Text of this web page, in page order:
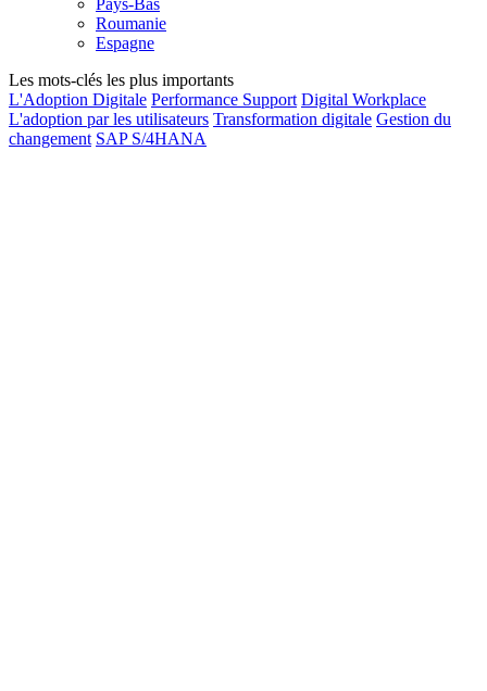
Roumanie
Espagne
Les mots-clés les plus importants
L'Adoption Digitale Performance Support Digital Workplace
L'adoption par les utilisateurs Transformation digitale Gestion du
changement SAP S/4HANA